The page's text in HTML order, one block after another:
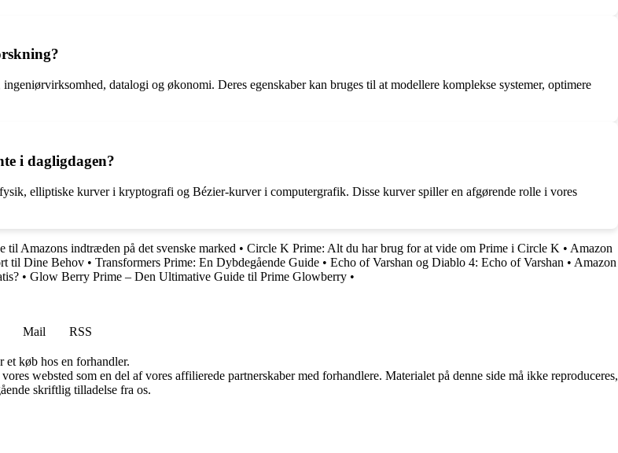
datalogi og økonomi. Deres egenskaber kan bruges til at modellere komplekse systemer, optimere
i dagligdagen?
elliptiske kurver i kryptografi og Bézier-kurver i computergrafik. Disse kurver spiller en afgørende rolle i vores
til Amazons indtræden på det svenske marked • Circle K Prime: Alt du har brug for at vide om Prime i Circle K • Amazon
til Dine Behov • Transformers Prime: En Dybdegående Guide • Echo of Varshan og Diablo 4: Echo of Varshan • Amazon
• Glow Berry Prime – Den Ultimative Guide til Prime Glowberry •
Mail
RSS
køb hos en forhandler.
websted som en del af vores affilierede partnerskaber med forhandlere. Materialet på denne side må ikke reproduceres,
skriftlig tilladelse fra os.